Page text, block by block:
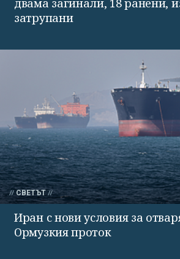
затрупани
СВЕТЪТ
Иран с нови условия за
Ормузкия проток